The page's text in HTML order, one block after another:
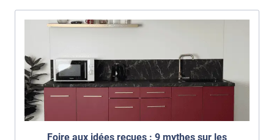
Foire aux idées reçues : 9 mythes sur les